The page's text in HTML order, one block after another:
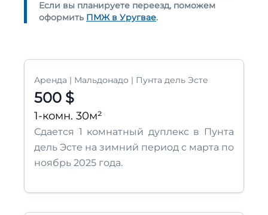
Если вы планируете переезд, поможем
оформить ПМЖ в Уругвае.
Аренда | Мальдонадо | Пунта дель Эсте
500 $
1-комн. 30м²
Сдается 1 комнатный дуплекс в Пунта
дель Эсте на зимний период с марта по
ноябрь 2025 года.